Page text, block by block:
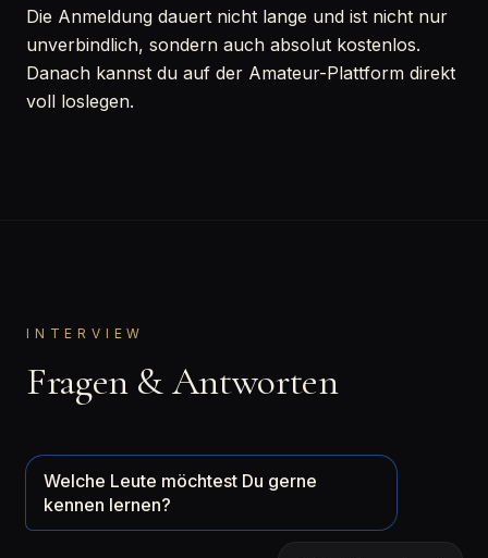
Die Anmeldung dauert nicht lange und ist nicht nur
unverbindlich, sondern auch absolut kostenlos.
Danach kannst du auf der Amateur-Plattform direkt
voll loslegen.
INTERVIEW
Fragen & Antworten
Welche Leute möchtest Du gerne
kennen lernen?